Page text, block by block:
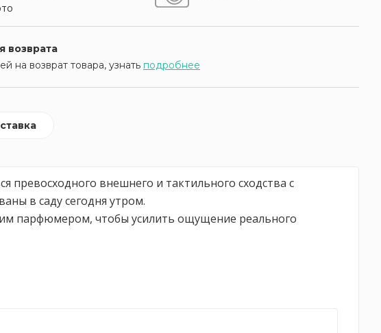
возврата
на возврат товара, узнать подробнее
превосходного внешнего и тактильного сходства с
в саду сегодня утром.
парфюмером, чтобы усилить ощущение реального